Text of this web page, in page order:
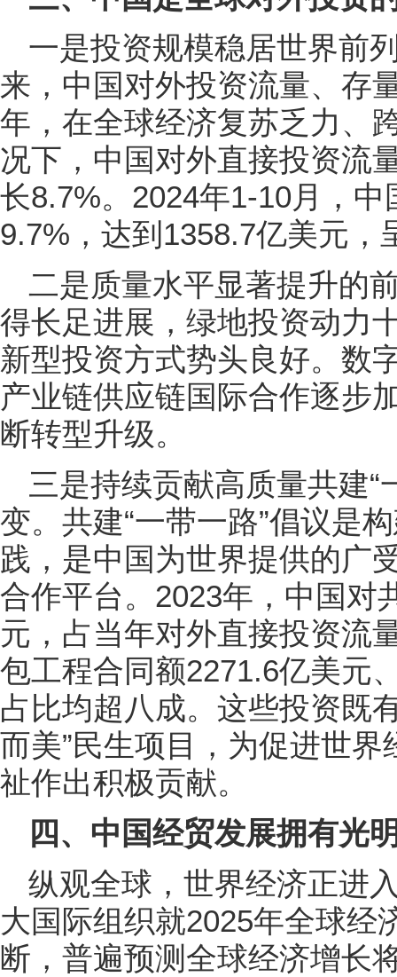
一是投资规模稳居世界前
来，中国对外投资流量、存
年，在全球经济复苏乏力、
况下，中国对外直接投资流
长8.7%。2024年1-10月，
9.7%，达到1358.7亿美元，
二是质量水平显著提升的
得长足进展，绿地投资动力
新型投资方式势头良好。数
产业链供应链国际合作逐步
断转型升级。
三是持续贡献高质量共建“
变。共建“一带一路”倡议是
践，是中国为世界提供的广
合作平台。2023年，中国对
元，占当年对外直接投资流
包工程合同额2271.6亿美元
占比均超八成。这些投资既
而美”民生项目，为促进世
祉作出积极贡献。
四、中国经贸发展拥有光
纵观全球，世界经济正进
大国际组织就2025年全球经
断，普遍预测全球经济增长